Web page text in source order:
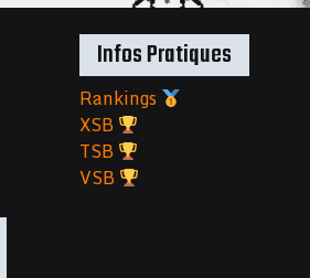
Infos Pratiques
Rankings
XSB
TSB
VSB